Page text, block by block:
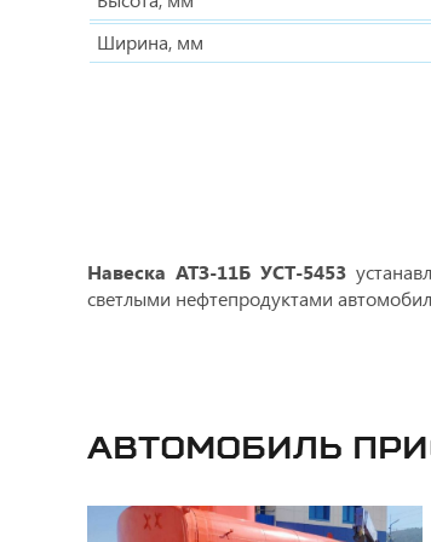
Ширина, мм
Навеска АТЗ-11Б УСТ-5453
светлыми нефтепродуктами
Автомобиль